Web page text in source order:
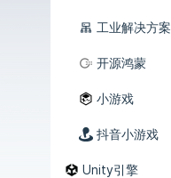
工业解决方案
开源鸿蒙
小游戏
抖音小游戏
Unity引擎